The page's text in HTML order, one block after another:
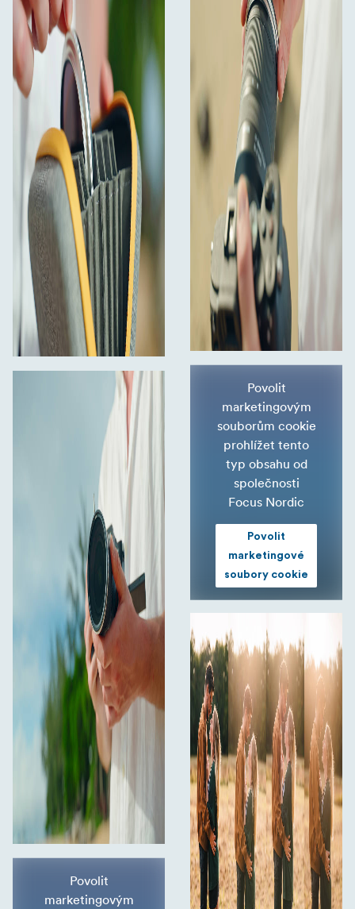
Povolit
marketingovým
Povolit
marketingovým
souborům cookie
prohlížet tento
typ obsahu od
společnosti
Focus Nordic
Povolit
marketingové
soubory cookie